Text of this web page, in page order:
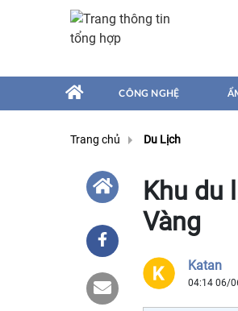
CÔNG NGHỆ
Trang chủ Du Lịch
Khu du
Vàng
Katan
04:14 06/